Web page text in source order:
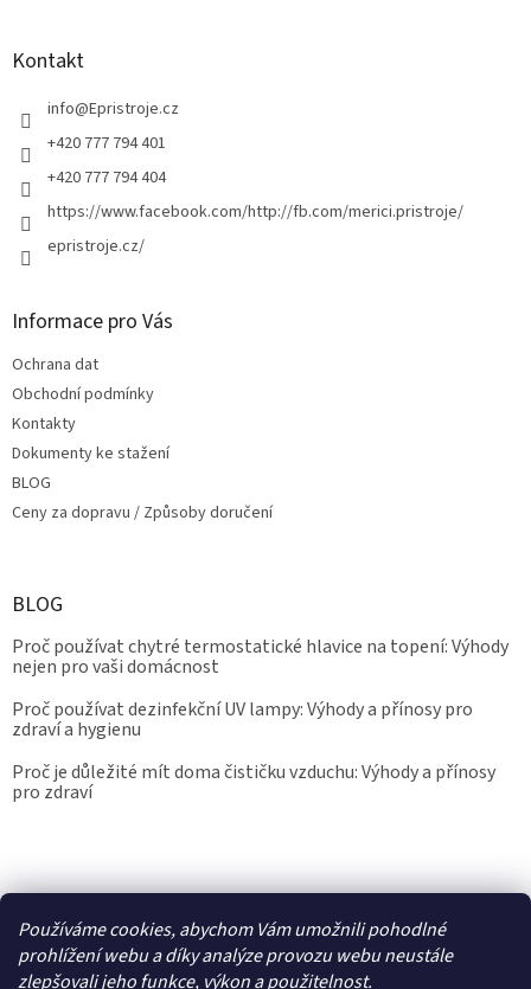
Používáme cookies, abychom Vám umožnili pohodlné
prohlížení webu a díky analýze provozu webu neustále
zlepšovali jeho funkce, výkon a použitelnost.
Kontakt
info@Epristroje.cz
+420 777 794 401
+420 777 794 404
https://www.facebook.com/http://fb.com/merici.pristroje/
epristroje.cz/
Informace pro Vás
Ochrana dat
Obchodní podmínky
Kontakty
Dokumenty ke stažení
BLOG
Ceny za dopravu / Způsoby doručení
BLOG
Proč používat chytré termostatické hlavice na topení: Výhody
nejen pro vaši domácnost
Proč používat dezinfekční UV lampy: Výhody a přínosy pro
zdraví a hygienu
Proč je důležité mít doma čističku vzduchu: Výhody a přínosy
pro zdraví